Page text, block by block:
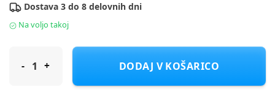
Dostava 3 do 8 delovnih dni
Na voljo takoj
Original Marines obleka KR DFA1578NF D Rdeča 80
DODAJ V KOŠARICO